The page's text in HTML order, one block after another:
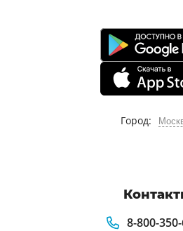
Город:
8-800-